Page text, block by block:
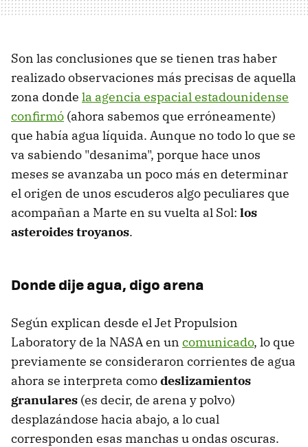
Son las conclusiones que se tienen tras haber
realizado observaciones más precisas de aquella
zona donde la agencia espacial estadounidense
confirmó (ahora sabemos que erróneamente)
que había agua líquida. Aunque no todo lo que se
va sabiendo "desanima", porque hace unos
meses se avanzaba un poco más en determinar
el origen de unos escuderos algo peculiares que
acompañan a Marte en su vuelta al Sol: los
asteroides troyanos.
Donde dije agua, digo arena
Según explican desde el Jet Propulsion
Laboratory de la NASA en un comunicado, lo que
previamente se consideraron corrientes de agua
ahora se interpreta comodeslizamientos
granulares (es decir, de arena y polvo)
desplazándose hacia abajo, a lo cual
corresponden esas manchas u ondas oscuras.